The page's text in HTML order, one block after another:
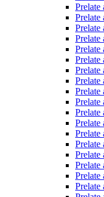
Prelate
Prelate
Prelate
Prelate
Prelate
Prelate
Prelate
Prelate
Prelate
Prelate
Prelate
Prelate
Prelate